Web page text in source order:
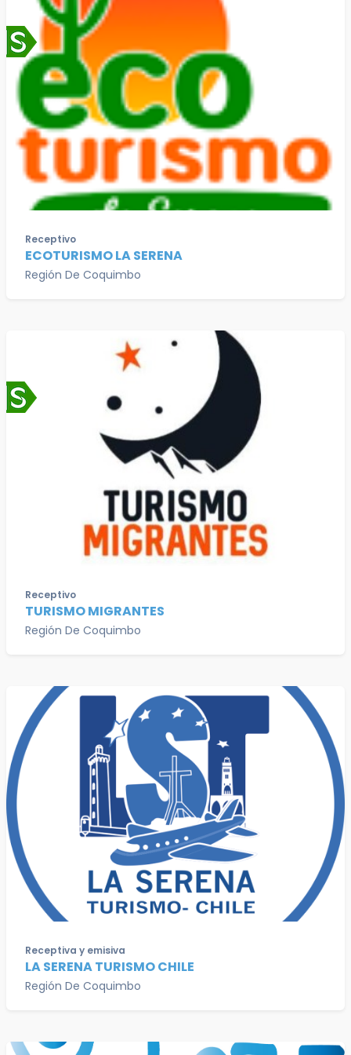
Receptivo
ECOTURISMO LA SERENA
Región De Coquimbo
Receptivo
TURISMO MIGRANTES
Región De Coquimbo
Receptiva y emisiva
LA SERENA TURISMO CHILE
Región De Coquimbo